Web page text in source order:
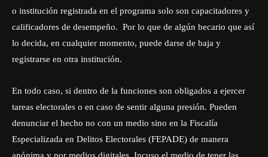
o institución registrada en el programa solo son capacitadores y
calificadores de desempeño. Por lo que de algún becario que así
lo decida, en cualquier momento, puede darse de baja y
registrarse en otra institución.
En todo caso, si dentro de la funciones son obligados a ejercer
tareas electorales o en caso de sentir alguna presión. Pueden
denunciar el hecho no con un medio sino en la Fiscalía
Especializada en Delitos Electorales (FEPADE) de manera